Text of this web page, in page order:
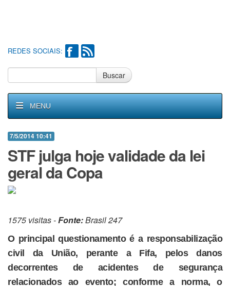
REDES SOCIAIS:
Buscar
MENU
7/5/2014 10:41
STF julga hoje validade da lei
geral da Copa
1575 visitas -Fonte:Brasil 247
O principal questionamento é a responsabilização
civil da União, perante a Fifa, pelos danos
decorrentes de acidentes de segurança
relacionados ao evento; conforme a norma, o